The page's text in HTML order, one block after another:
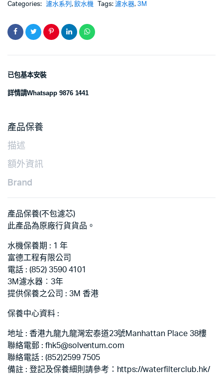
Categories: 濾水系列 ,飲水機 Tags:濾水器,3M
已包基本安裝
詳情請Whatsapp 9876 1441
產品保養
描述
額外資訊
Brand
產品保養(不包濾芯)
此產品為原廠行貨貨品。
水機保養期 : 1 年
富德工程有限公司
電話 : (852) 3590 4101
3M濾水器︰3年
提供保養之公司 : 3M 香港
保養中心資料 :
地址 : 香港九龍九龍灣宏泰道23號Manhattan Place 38樓
聯絡電郵 : fhk5@solventum.com
聯絡電話 : (852)2599 7505
備註 : 登記及保養細則請參考：https://waterfilterclub.hk/